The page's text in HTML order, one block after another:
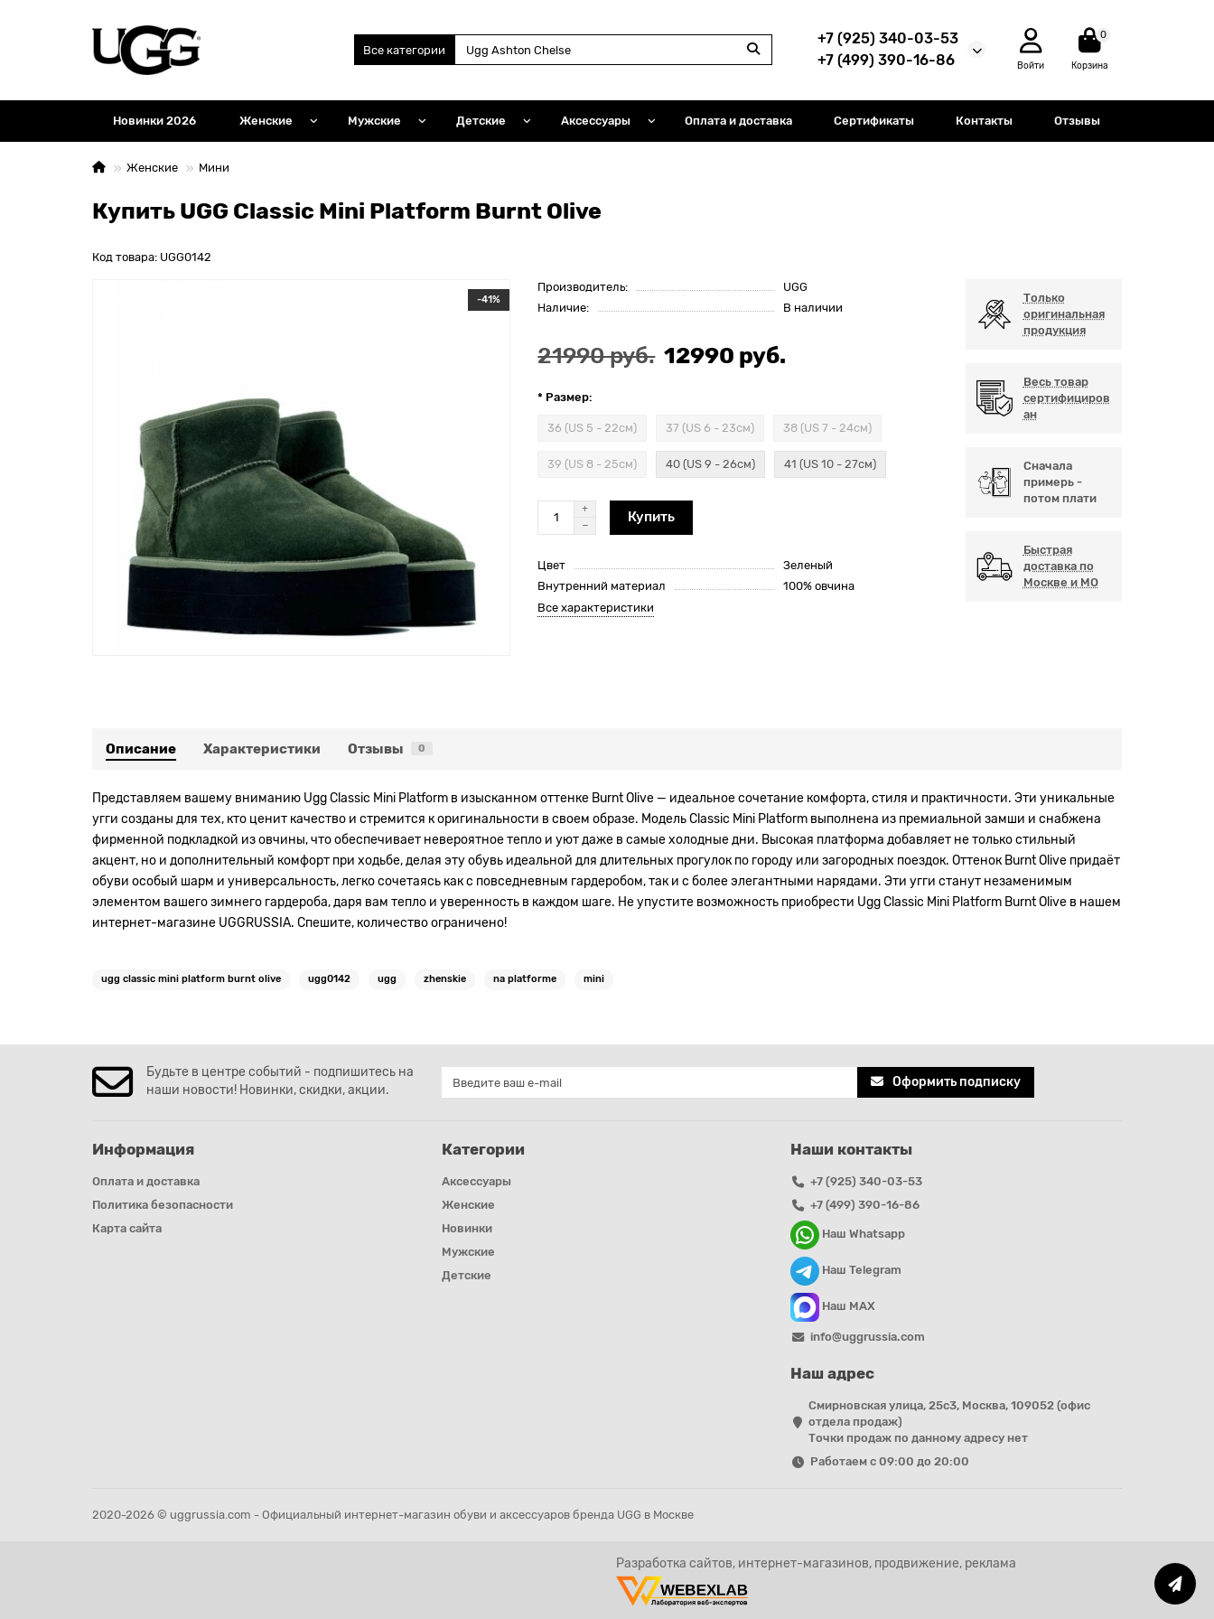
Все категории
+7 (925) 340-03-53
+7 (499) 390-16-86
Войти
0
Корзина
Новинки 2026 Женские Мужские Детские Аксессуары Оплата и доставка Сертификаты Контакты Отзывы
Женские Мини
Купить UGG Classic Mini Platform Burnt Olive
Код товара: UGG0142
-41%
Производитель:
UGG
Наличие:
В наличии
21990 руб. 12990 руб.
* Размер:
36 (US 5 - 22см) 37 (US 6 - 23см) 38 (US 7 - 24см)
39 (US 8 - 25см) 40 (US 9 - 26см) 41 (US 10 - 27см)
Купить
Цвет
Зеленый
Внутренний материал
100% овчина
Все характеристики
Только
оригинальная
продукция
Весь товар
сертифициров
ан
Сначала
примерь -
потом плати
Быстрая
доставка по
Москве и МО
Описание Характеристики Отзывы 0
Представляем вашему вниманию Ugg Classic Mini Platform в изысканном оттенке Burnt Olive — идеальное сочетание комфорта, стиля и практичности. Эти уникальные
угги созданы для тех, кто ценит качество и стремится к оригинальности в своем образе. Модель Classic Mini Platform выполнена из премиальной замши и снабжена
фирменной подкладкой из овчины, что обеспечивает невероятное тепло и уют даже в самые холодные дни. Высокая платформа добавляет не только стильный
акцент, но и дополнительный комфорт при ходьбе, делая эту обувь идеальной для длительных прогулок по городу или загородных поездок. Оттенок Burnt Olive придаёт
обуви особый шарм и универсальность, легко сочетаясь как с повседневным гардеробом, так и с более элегантными нарядами. Эти угги станут незаменимым
элементом вашего зимнего гардероба, даря вам тепло и уверенность в каждом шаге. Не упустите возможность приобрести Ugg Classic Mini Platform Burnt Olive в нашем
интернет-магазине UGGRUSSIA. Спешите, количество ограничено!
ugg classic mini platform burnt olive ugg0142 ugg zhenskie na platforme mini
Будьте в центре событий - подпишитесь на
наши новости! Новинки, скидки, акции.
Оформить подписку
Информация
Оплата и доставка
Политика безопасности
Карта сайта
Категории
Аксессуары
Женские
Новинки
Мужские
Детские
Наши контакты
+7 (925) 340-03-53
+7 (499) 390-16-86
Наш Whatsapp
Наш Telegram
Наш MAX
info@uggrussia.com
Наш адрес
Смирновская улица, 25с3, Москва, 109052 (офис
отдела продаж)
Точки продаж по данному адресу нет
Работаем с 09:00 до 20:00
2020-2026 © uggrussia.com - Официальный интернет-магазин обуви и аксессуаров бренда UGG в Москве
Разработка сайтов, интернет-магазинов, продвижение, реклама